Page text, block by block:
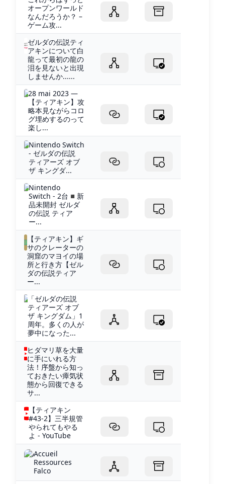
オープンワールド
なんだろうか？ –
ゲーム攻...
ゼルダの伝説ティ
アキンについて白
龍って最初の龍の
泪を見ないと出現
しませんか......
28 mai 2023 —
【ティアキン】攻
略本見ながらコロ
グ埋めするのって
楽し...
Nintendo Switch
- ゼルダの伝説
ティアーズ オブ
ザ キングダ...
Nintendo
Switch - 2台◾️新
品未開封 ゼルダ
の伝説 ティア
ー...
【ティアキン】ギ
サのクレーターの
洞窟のマヨイの場
所と行き方【ゼル
ダの伝説ティア
ー...
「ゼルダの伝説
ティアーズ オブ
ザ キングダム」1
周年。多くの人が
夢中になった...
ヒダマリ草を大量
に手にいれる方
法！序盤から知っ
ておきたい瘴気状
態から回復できる
サ...
【ティアキン
#43-2】三半規管
やられてもやる
よ - YouTube
Accueil
Ressources
Falco